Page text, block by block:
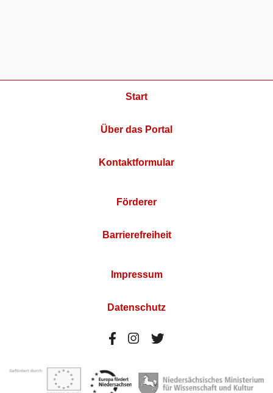
Start
Über das Portal
Kontaktformular
Förderer
Barrierefreiheit
Impressum
Datenschutz